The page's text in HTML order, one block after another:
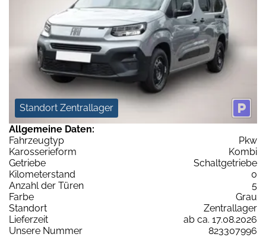
Standort Zentrallager
Allgemeine Daten:
Fahrzeugtyp
Pkw
Karosserieform
Kombi
Getriebe
Schaltgetriebe
Kilometerstand
0
Anzahl der Türen
5
Farbe
Grau
Standort
Zentrallager
Lieferzeit
ab ca. 17.08.2026
Unsere Nummer
823307996